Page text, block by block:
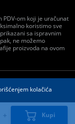
PDV-om koji je uračunat
koristimo sve
sa ispravnim
ne možemo
proizvoda na ovom
+ Kupi
kolačića